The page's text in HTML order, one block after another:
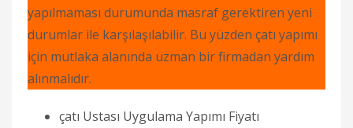
yapılmaması durumunda masraf gerektiren yeni
durumlar ile karşılaşılabilir. Bu yüzden çatı yapımı
için mutlaka alanında uzman bir firmadan yardım
alınmalıdır.
çatı Ustası Uygulama Yapımı Fiyatı